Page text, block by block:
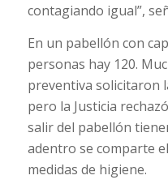
contagiando igual”,
En un pabellón con
personas hay 120.
preventiva solicitaron
pero la Justicia
salir del pabellón
adentro se comparte
medidas de higiene.